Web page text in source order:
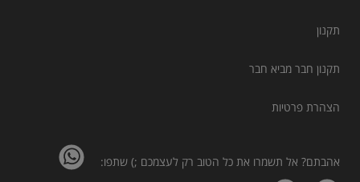
תקנון
תקנון חבר מביא חבר
הצהרת פרטיות
אהבתם? אל תשמרו את כל הטוב רק לעצמכם ;) שתפו: